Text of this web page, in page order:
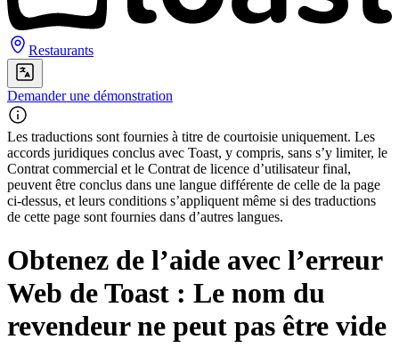
Restaurants
Demander une démonstration
Les traductions sont fournies à titre de courtoisie uniquement. Les
accords juridiques conclus avec Toast, y compris, sans s’y limiter, le
Contrat commercial et le Contrat de licence d’utilisateur final,
peuvent être conclus dans une langue différente de celle de la page
ci-dessus, et leurs conditions s’appliquent même si des traductions
de cette page sont fournies dans d’autres langues.
Obtenez de l’aide avec l’erreur
Web de Toast : Le nom du
revendeur ne peut pas être vide